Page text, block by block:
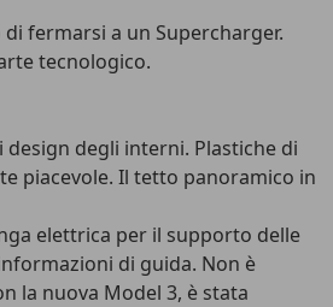
fermarsi a un Supercharger.
tecnologico.
degli interni. Plastiche di
piacevole. Il tetto panoramico in
elettrica per il supporto delle
di guida. Non è
la nuova Model 3, è stata